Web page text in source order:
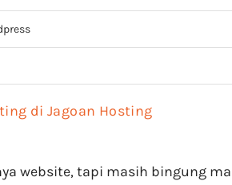
di Jagoan Hosting
website, tapi masih bingung